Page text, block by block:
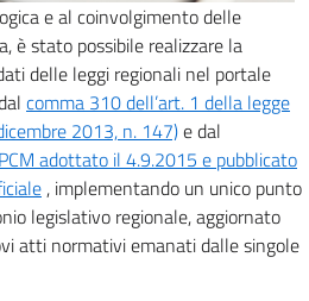
e al coinvolgimento delle
è stato possibile realizzare la
delle leggi regionali nel portale
comma 310 dell’art. 1 della legge
2013, n. 147)e dal
adottato il 4.9.2015 e pubblicato
, implementando un unico punto
legislativo regionale, aggiornato
atti normativi emanati dalle singole